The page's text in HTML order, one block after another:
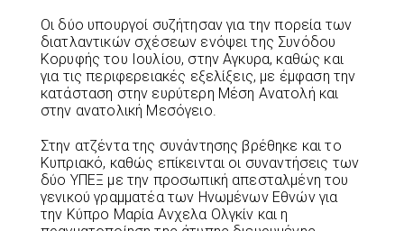
Οι δύο υπουργοί συζήτησαν για την πορεία των
διατλαντικών σχέσεων ενόψει της Συνόδου
Κορυφής του Ιουλίου, στην Αγκυρα, καθώς και
για τις περιφερειακές εξελίξεις, με έμφαση την
κατάσταση στην ευρύτερη Μέση Ανατολή και
στην ανατολική Μεσόγειο.
Στην ατζέντα της συνάντησης βρέθηκε και το
Κυπριακό, καθώς επίκεινται οι συναντήσεις των
δύο ΥΠΕΞ με την προσωπική απεσταλμένη του
γενικού γραμματέα των Ηνωμένων Εθνών για
την Κύπρο Μαρία Ανχελα Ολγκίν και η